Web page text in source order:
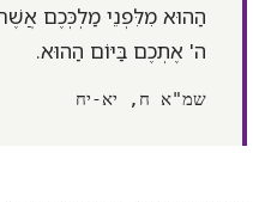
הַהוּא מִלִּפְנֵי מַלְכְּכֶם
ה' אֶתְכֶם בַּיּוֹם הַהוּא.
שמ"א ח, יא-יח